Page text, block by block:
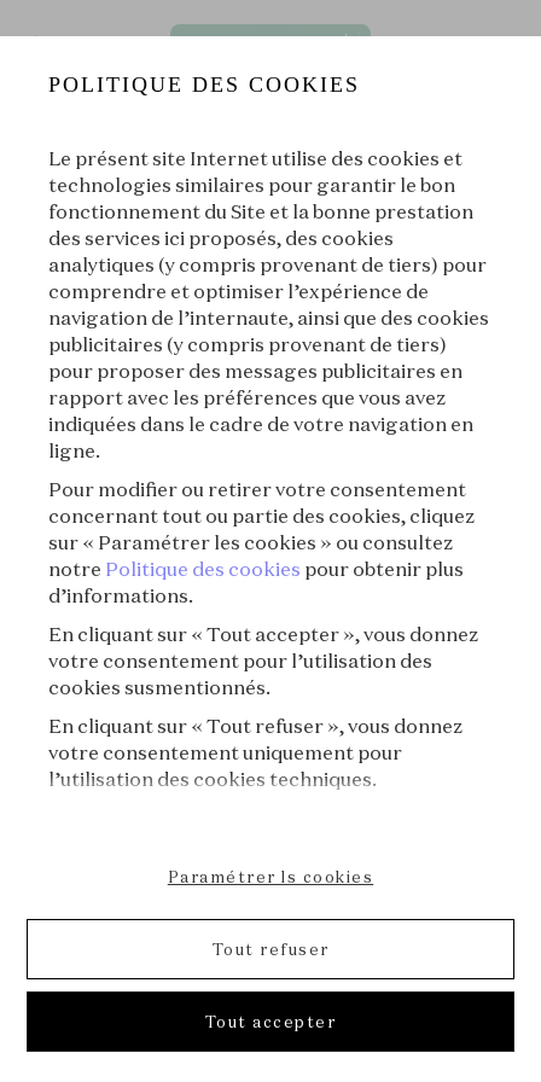
S09E03 - Art Déco⏐Le Bracelet secret de Joséphine
S09⏐Les joyaux de l'Art Déco | L'École des Arts Joailliers
00:00
Suivant | À propos
À propos
Joséphine Baker
S09⏐Les joyaux de l'Art Déco
POLITIQUE DES COOKIES
Le présent site Internet utilise des cookies et
technologies similaires pour garantir le bon
fonctionnement du Site et la bonne prestation
des services ici proposés, des cookies
analytiques (y compris provenant de tiers) pour
comprendre et optimiser l’expérience de
navigation de l’internaute, ainsi que des cookies
publicitaires (y compris provenant de tiers)
pour proposer des messages publicitaires en
rapport avec les préférences que vous avez
indiquées dans le cadre de votre navigation en
ligne.
Pour modifier ou retirer votre consentement
concernant tout ou partie des cookies, cliquez
sur « Paramétrer les cookies » ou consultez
notre Politique des cookies pour obtenir plus
d’informations.
En cliquant sur « Tout accepter », vous donnez
votre consentement pour l’utilisation des
cookies susmentionnés.
En cliquant sur « Tout refuser », vous donnez
votre consentement uniquement pour
l’utilisation des cookies techniques.
Paramétrer ls cookies
Tout refuser
Tout accepter